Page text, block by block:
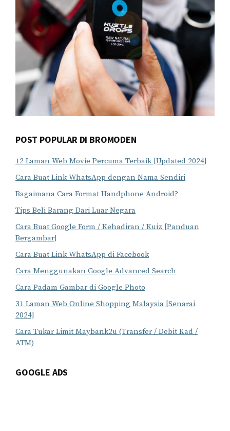
POST POPULAR DI BROMODEN
12 Laman Web Movie Percuma Terbaik [Updated 2024]
Cara Buat Link WhatsApp dengan Nama Sendiri
Bagaimana Cara Format Handphone Android?
Tips Beli Barang Dari Luar Negara
Cara Buat Google Form / Kehadiran / Kuiz [Panduan
Bergambar]
Cara Buat Link WhatsApp di Facebook
Cara Menggunakan Google Advanced Search
Cara Padam Gambar di Google Photo
31 Laman Web Online Shopping Malaysia [Senarai
2024]
Cara Tukar Limit Maybank2u (Transfer / Debit Kad /
ATM)
GOOGLE ADS